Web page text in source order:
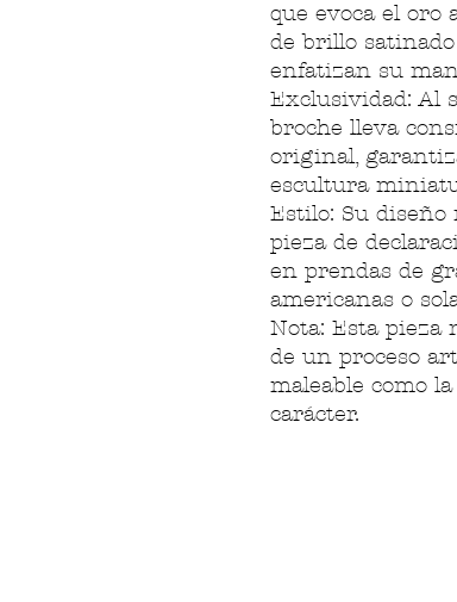
que evoca el oro
de brillo satinado
enfatizan su
Exclusividad: Al
broche lleva
original,
escultura
Estilo: Su
pieza de
en prendas de
americanas o
Nota: Esta pieza
de un proceso
maleable como
carácter.